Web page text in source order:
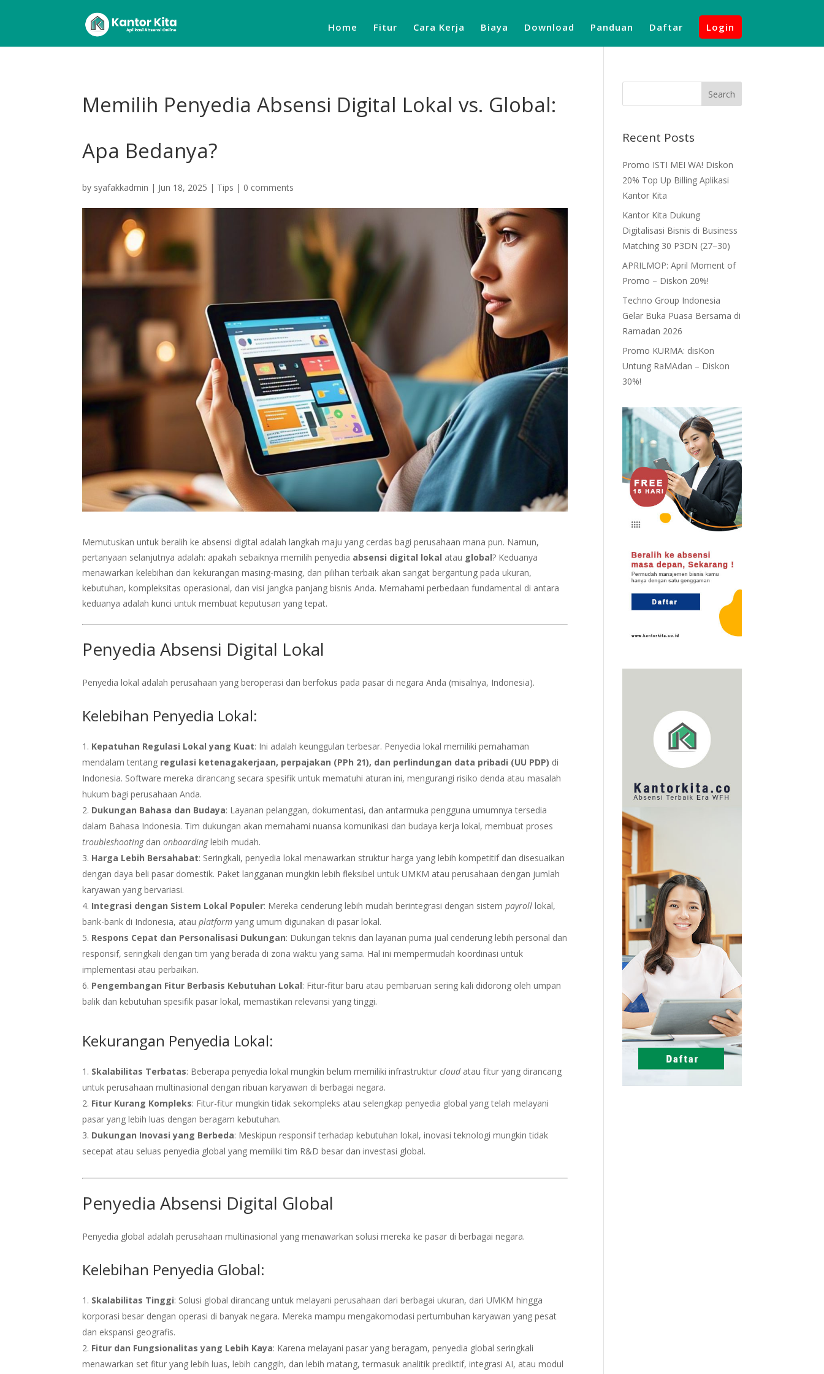
Home Fitur Cara Kerja Biaya Download Panduan Daftar Login
Memilih Penyedia Absensi Digital Lokal vs. Global:
Apa Bedanya?
by syafakkadmin | Jun 18, 2025 | Tips | 0 comments
Memutuskan untuk beralih ke absensi digital adalah langkah maju yang cerdas bagi perusahaan mana pun. Namun,
pertanyaan selanjutnya adalah: apakah sebaiknya memilih penyedia absensi digital lokal atau global? Keduanya
menawarkan kelebihan dan kekurangan masing-masing, dan pilihan terbaik akan sangat bergantung pada ukuran,
kebutuhan, kompleksitas operasional, dan visi jangka panjang bisnis Anda. Memahami perbedaan fundamental di antara
keduanya adalah kunci untuk membuat keputusan yang tepat.
Penyedia Absensi Digital Lokal
Penyedia lokal adalah perusahaan yang beroperasi dan berfokus pada pasar di negara Anda (misalnya, Indonesia).
Kelebihan Penyedia Lokal:
Kepatuhan Regulasi Lokal yang Kuat: Ini adalah keunggulan terbesar. Penyedia lokal memiliki pemahaman
mendalam tentang regulasi ketenagakerjaan, perpajakan (PPh 21), dan perlindungan data pribadi (UU PDP) di
Indonesia. Software mereka dirancang secara spesifik untuk mematuhi aturan ini, mengurangi risiko denda atau masalah
hukum bagi perusahaan Anda.
Dukungan Bahasa dan Budaya: Layanan pelanggan, dokumentasi, dan antarmuka pengguna umumnya tersedia
dalam Bahasa Indonesia. Tim dukungan akan memahami nuansa komunikasi dan budaya kerja lokal, membuat proses
troubleshootingdanonboardinglebih mudah.
Harga Lebih Bersahabat: Seringkali, penyedia lokal menawarkan struktur harga yang lebih kompetitif dan disesuaikan
dengan daya beli pasar domestik. Paket langganan mungkin lebih fleksibel untuk UMKM atau perusahaan dengan jumlah
karyawan yang bervariasi.
Integrasi dengan Sistem Lokal Populer: Mereka cenderung lebih mudah berintegrasi dengan sistempayroll lokal,
bank-bank di Indonesia, atauplatform yang umum digunakan di pasar lokal.
Respons Cepat dan Personalisasi Dukungan: Dukungan teknis dan layanan purna jual cenderung lebih personal dan
responsif, seringkali dengan tim yang berada di zona waktu yang sama. Hal ini mempermudah koordinasi untuk
implementasi atau perbaikan.
Pengembangan Fitur Berbasis Kebutuhan Lokal: Fitur-fitur baru atau pembaruan sering kali didorong oleh umpan
balik dan kebutuhan spesifik pasar lokal, memastikan relevansi yang tinggi.
Kekurangan Penyedia Lokal:
Skalabilitas Terbatas: Beberapa penyedia lokal mungkin belum memiliki infrastrukturcloudatau fitur yang dirancang
untuk perusahaan multinasional dengan ribuan karyawan di berbagai negara.
Fitur Kurang Kompleks: Fitur-fitur mungkin tidak sekompleks atau selengkap penyedia global yang telah melayani
pasar yang lebih luas dengan beragam kebutuhan.
Dukungan Inovasi yang Berbeda: Meskipun responsif terhadap kebutuhan lokal, inovasi teknologi mungkin tidak
secepat atau seluas penyedia global yang memiliki tim R&D besar dan investasi global.
Penyedia Absensi Digital Global
Penyedia global adalah perusahaan multinasional yang menawarkan solusi mereka ke pasar di berbagai negara.
Kelebihan Penyedia Global:
Skalabilitas Tinggi: Solusi global dirancang untuk melayani perusahaan dari berbagai ukuran, dari UMKM hingga
korporasi besar dengan operasi di banyak negara. Mereka mampu mengakomodasi pertumbuhan karyawan yang pesat
dan ekspansi geografis.
Fitur dan Fungsionalitas yang Lebih Kaya: Karena melayani pasar yang beragam, penyedia global seringkali
menawarkan set fitur yang lebih luas, lebih canggih, dan lebih matang, termasuk analitik prediktif, integrasi AI, atau modul
Recent Posts
Promo ISTI MEI WA! Diskon
20% Top Up Billing Aplikasi
Kantor Kita
Kantor Kita Dukung
Digitalisasi Bisnis di Business
Matching 30 P3DN (27–30)
APRILMOP: April Moment of
Promo – Diskon 20%!
Techno Group Indonesia
Gelar Buka Puasa Bersama di
Ramadan 2026
Promo KURMA: disKon
Untung RaMAdan – Diskon
30%!